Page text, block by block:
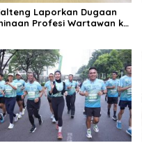
Laporkan Dugaan
Profesi Wartawan ke